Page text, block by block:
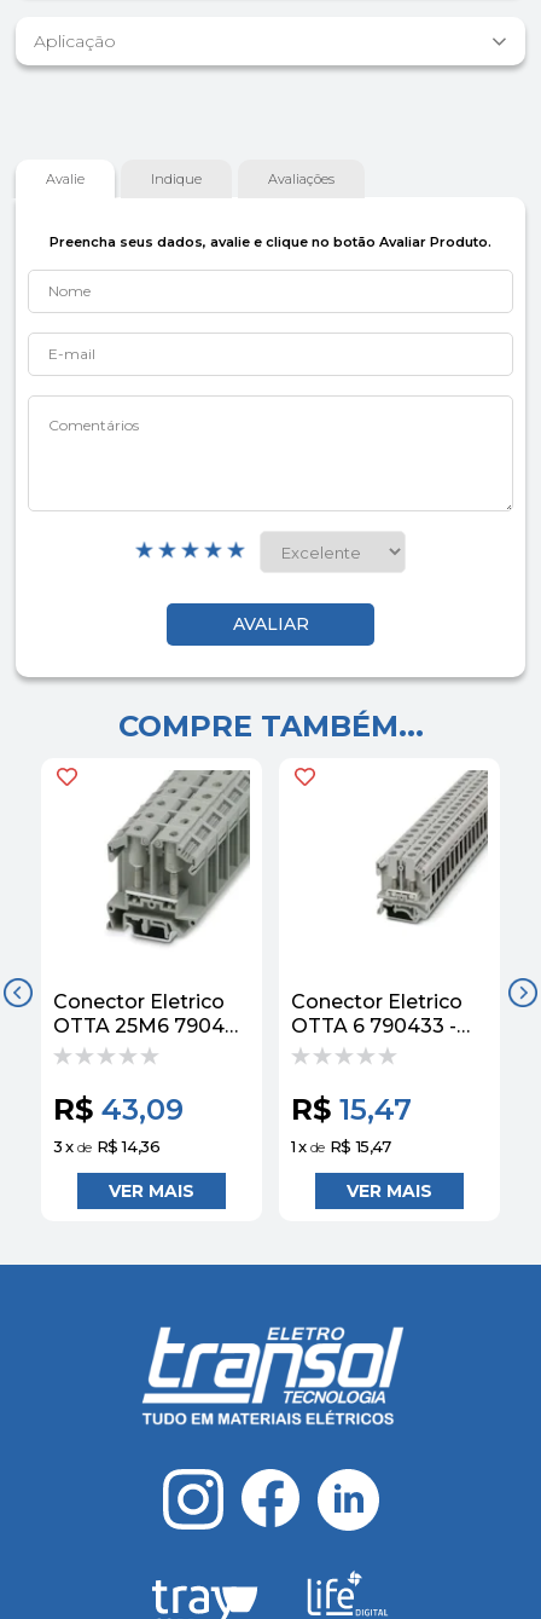
Aplicação
Avalie Indique Avaliações
Preencha seus dados, avalie e clique no botão Avaliar Produto.
COMPRE TAMBÉM...
Conector Eletrico
OTTA 25M6 790491
- Phoenix Contact
R$ 43,09
3x de R$ 14,36
Conector Eletrico
OTTA 6 790433 -
Phoenix Contact
R$ 15,47
1x de R$ 15,47